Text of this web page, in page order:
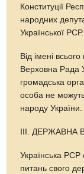
Конституції
народних
Української РСР.
Від імені
Верховна Рада
громадська
особа не можуть
народу України.
ІІІ. ДЕРЖАВНА
Українська РСР
питань свого